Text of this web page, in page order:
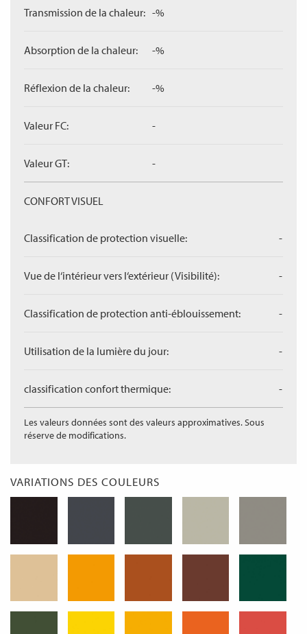
Transmission de la chaleur: -%
Absorption de la chaleur: -%
Réflexion de la chaleur: -%
Valeur FC: -
Valeur GT: -
CONFORT VISUEL
Classification de protection visuelle: -
Vue de l‘intérieur vers l‘extérieur (Visibilité): -
Classification de protection anti-éblouissement: -
Utilisation de la lumière du jour: -
classification confort thermique: -
Les valeurs données sont des valeurs approximatives. Sous
réserve de modifications.
VARIATIONS DES COULEURS